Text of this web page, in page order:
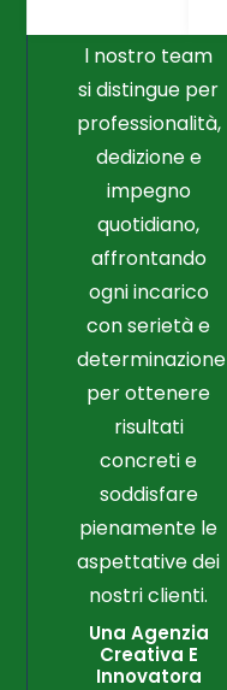
l nostro team
si distingue per
professionalità,
dedizione e
impegno
quotidiano,
affrontando
ogni incarico
con serietà e
determinazione
per ottenere
risultati
concreti e
soddisfare
pienamente le
aspettative dei
nostri clienti.
Una Agenzia
Creativa E
Innovatora